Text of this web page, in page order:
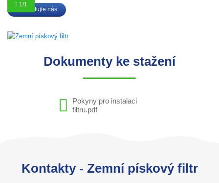
Kontaktujte nás
Dokumenty ke stažení
Pokyny pro instalaci
filtru.pdf
Kontakty - Zemní pískový filtr